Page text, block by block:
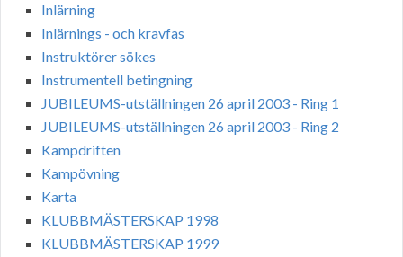
Inlärning
Inlärnings - och kravfas
Instruktörer sökes
Instrumentell betingning
JUBILEUMS-utställningen 26 april 2003 - Ring 1
JUBILEUMS-utställningen 26 april 2003 - Ring 2
Kampdriften
Kampövning
Karta
KLUBBMÄSTERSKAP 1998
KLUBBMÄSTERSKAP 1999